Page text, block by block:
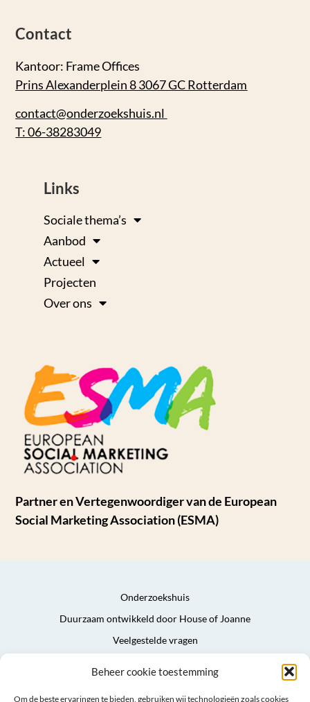
Beheer cookie toestemming
Om de beste ervaringen te bieden, gebruiken wij technologieën zoals cookies
Contact
Kantoor: Frame Offices
Prins Alexanderplein 8 3067 GC Rotterdam
contact@onderzoekshuis.nl
T: 06-38283049
Links
Sociale thema’s
Aanbod
Actueel
Projecten
Over ons
Partner en Vertegenwoordiger van de European
Social Marketing Association (ESMA)
Onderzoekshuis
Duurzaam ontwikkeld door House of Joanne
Veelgestelde vragen